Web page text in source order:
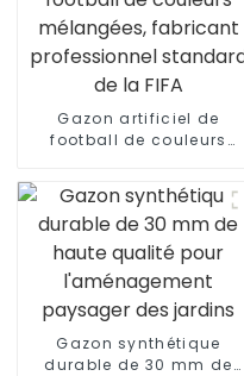
Gazon artificiel de
football de couleurs
professionnel standard
de la FIFA
Gazon synthétique
durable de 30 mm de